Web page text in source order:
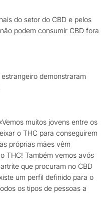
do setor do CBD e pelos
podem consumir CBD fora
demonstraram
muitos jovens entre os
o THC para conseguirem
próprias mães vêm
THC! Também vemos avós
que procuram no CBD
um perfil definido para o
os tipos de pessoas a